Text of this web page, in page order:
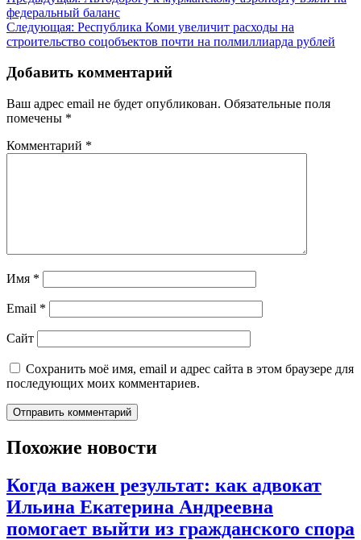
по
записям
федеральный баланс
Следующая: Республика Коми увеличит расходы на
строительство соцобъектов почти на полмиллиарда рублей
Добавить комментарий
Ваш адрес email не будет опубликован. Обязательные поля
помечены *
Комментарий *
Имя *
Email *
Сайт
Сохранить моё имя, email и адрес сайта в этом браузере для
последующих моих комментариев.
Похожие новости
Когда важен результат: как адвокат
Ильина Екатерина Андреевна
помогает выйти из гражданского спора